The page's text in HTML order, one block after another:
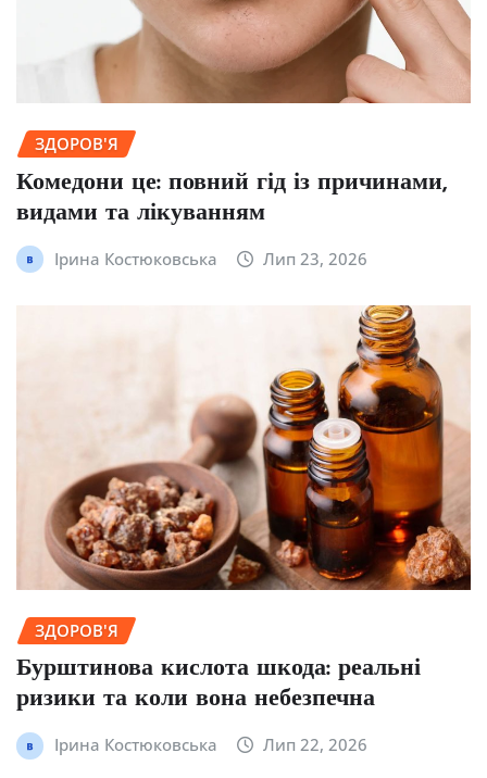
ЗДОРОВ'Я
Комедони це: повний гід із причинами,
видами та лікуванням
Ірина Костюковська Лип 23, 2026
ЗДОРОВ'Я
Бурштинова кислота шкода: реальні
ризики та коли вона небезпечна
Ірина Костюковська Лип 22, 2026